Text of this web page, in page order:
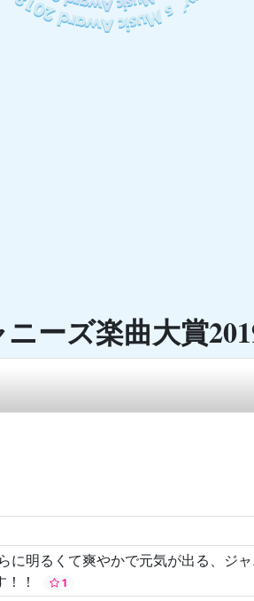
ーズ楽曲大賞
明るくて爽やかで元気が出る、ジ
！
1